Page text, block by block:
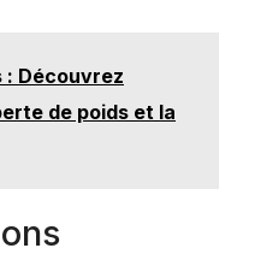
: Découvrez
de poids et la